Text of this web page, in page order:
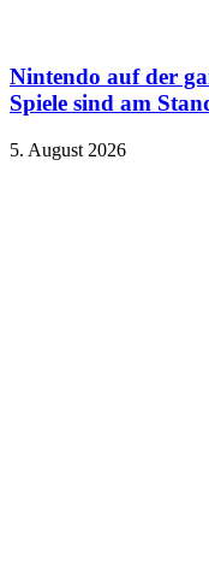
Nintendo auf der
Spiele sind am
5. August 2026